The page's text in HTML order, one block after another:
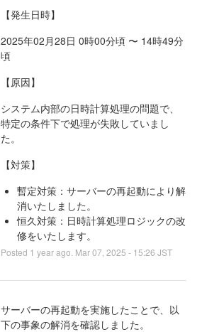
‌【発生日時】
2025年02月28日 0時00分頃 〜 14時49分
頃
‌‌【原因】
システム内部の日時計算処理の問題で、
特定の条件下で処理が失敗していまし
た。
【対策】
暫定対策：サーバーの再起動により解
消いたしました。
恒久対策：日時計算処理ロジックの改
修をいたします。
Posted 1 year ago. Mar07 2025 - 15:26 JST
サーバーの再起動を実施したことで、以
下の事象の解消を確認しました。